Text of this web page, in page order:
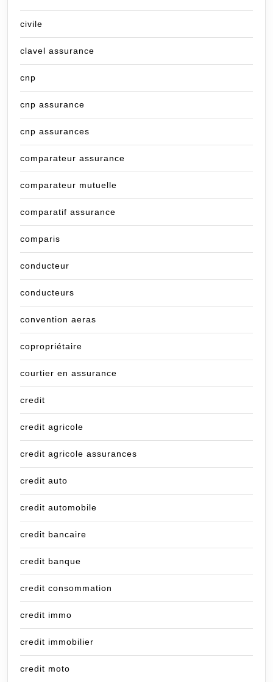
civile
clavel assurance
cnp
cnp assurance
cnp assurances
comparateur assurance
comparateur mutuelle
comparatif assurance
comparis
conducteur
conducteurs
convention aeras
copropriétaire
courtier en assurance
credit
credit agricole
credit agricole assurances
credit auto
credit automobile
credit bancaire
credit banque
credit consommation
credit immo
credit immobilier
credit moto